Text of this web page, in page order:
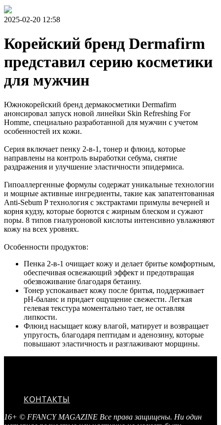
2025-02-20 12:58
Корейский бренд Dermafirm
представил серию косметики
для мужчин
Южнокорейский бренд дермакосметики Dermafirm
анонсировал запуск новой линейки Skin Refreshing For
Homme, специально разработанной для мужчин с учетом
особенностей их кожи.
Серия включает пенку 2-в-1, тонер и флюид, которые
направлены на контроль выработки себума, снятие
раздражения и улучшение эластичности эпидермиса.
Гипоаллергенные формулы содержат уникальные технологии
и мощные активные ингредиенты, такие как запатентованная
Anti-Sebum P технология с экстрактами примулы вечерней и
корня кудзу, которые борются с жирным блеском и сужают
поры. 8 типов гиалуроновой кислоты интенсивно увлажняют
кожу на всех уровнях.
Особенности продуктов:
Пенка 2-в-1 очищает кожу и делает бритье комфортным,
обеспечивая освежающий эффект и предотвращая
обезвоживание благодаря бетаину.
Тонер успокаивает кожу после бритья, поддерживает
pH-баланс и придает ощущение свежести. Легкая
гелевая текстура моментально тает, не оставляя
липкости.
Флюид насыщает кожу влагой, матирует и возвращает
упругость, благодаря пептидам и аденозину, которые
повышают эластичность и разглаживают морщины.
КОНТАКТЫ
16+ © FFANCY MAGAZINE Все права защищены. Ни один